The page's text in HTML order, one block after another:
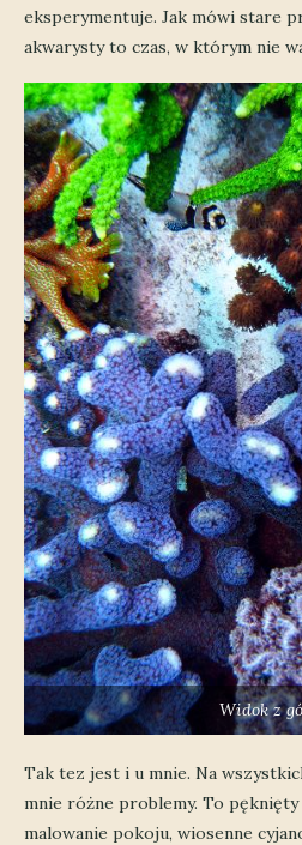
eksperymentuje. Jak mówi stare
akwarysty to czas, w którym nie
Widok z
Tak tez jest i u mnie. Na
mnie różne problemy. To
malowanie pokoju, wiosenne